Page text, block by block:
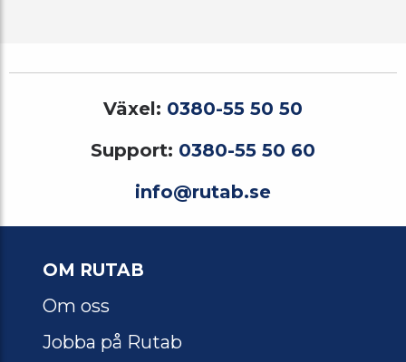
Växel: 0380-55 50 50
Support: 0380-55 50 60
info@rutab.se
OM RUTAB
Om oss
Jobba på Rutab